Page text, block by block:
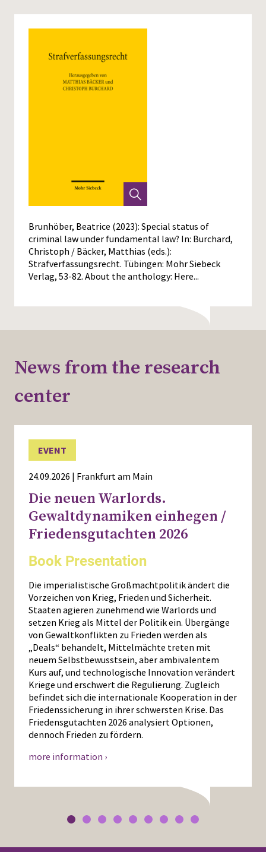
Brunhöber, Beatrice (2023): Special status of
criminal law under fundamental law? In: Burchard,
Christoph / Bäcker, Matthias (eds.):
Strafverfassungsrecht. Tübingen: Mohr Siebeck
Verlag, 53-82. About the anthology: Here...
News from the research
center
EVENT
24.09.2026 | Frankfurt am Main
Die neuen Warlords.
Gewaltdynamiken einhegen /
Friedensgutachten 2026
Book Presentation
Die imperialistische Großmachtpolitik ändert die
Vorzeichen von Krieg, Frieden und Sicherheit.
Staaten agieren zunehmend wie Warlords und
setzen Krieg als Mittel der Politik ein. Übergänge
von Gewaltkonflikten zu Frieden werden als
„Deals“ behandelt, Mittelmächte treten mit
neuem Selbstbewusstsein, aber ambivalentem
Kurs auf, und technologische Innovation verändert
Kriege und erschwert die Regulierung. Zugleich
befindet sich die internationale Kooperation in der
Friedenssicherung in ihrer schwersten Krise. Das
Friedensgutachten 2026 analysiert Optionen,
dennoch Frieden zu fördern.
more information ›